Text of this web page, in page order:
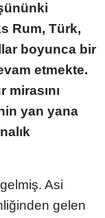
Rum, Türk,
boyunca bir
etmekte.
mirasını
yan yana
Asi
gelen